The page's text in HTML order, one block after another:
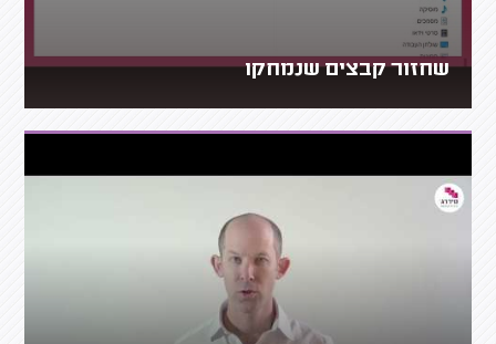
שחזור קבצים שנמחקו